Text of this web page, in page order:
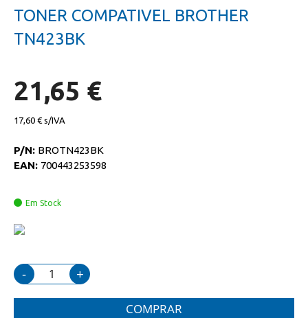
galeria
de
início
da
galeria
TONER COMPATIVEL BROTHER
TN423BK
21,65 €
17,60 €
P/N: BROTN423BK
EAN: 700443253598
Em Stock
- +
COMPRAR